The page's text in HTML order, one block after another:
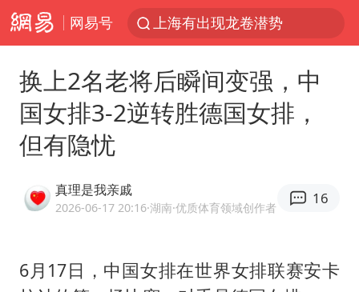
网易号
上海有出现龙卷潜势
白海豚逼近浙闽沿海
今日15时起福州地铁高架区段停运
王传君 《披荆斩棘》
换上2名老将后瞬间变强，中
国女排3-2逆转胜德国女排，
但有隐忧
真理是我亲戚
2026-06-17 20:16·湖南·优质体育领域创作者
16
6月17日，中国女排在世界女排联赛安卡